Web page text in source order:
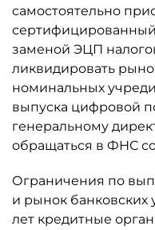
самостоятельно
заменой ЭЦП
ликвидировать
номинальных
выпуска цифровой
генеральному
обращаться в ФНС
Ограничения по
и рынок банковских
лет кредитные